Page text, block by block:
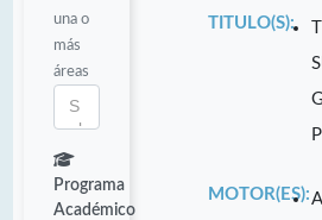
una o
más
áreas
Programa
Académico
TITULO(S):
MOTOR(ES):